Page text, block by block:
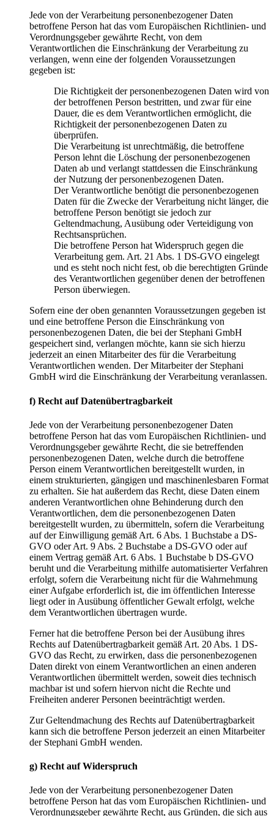
Jede von der Verarbeitung personenbezogener Daten
betroffene Person hat das vom Europäischen Richtlinien- und
Verordnungsgeber gewährte Recht, von dem
Verantwortlichen die Einschränkung der Verarbeitung zu
verlangen, wenn eine der folgenden Voraussetzungen
gegeben ist:
Die Richtigkeit der personenbezogenen Daten wird von
der betroffenen Person bestritten, und zwar für eine
Dauer, die es dem Verantwortlichen ermöglicht, die
Richtigkeit der personenbezogenen Daten zu
überprüfen.
Die Verarbeitung ist unrechtmäßig, die betroffene
Person lehnt die Löschung der personenbezogenen
Daten ab und verlangt stattdessen die Einschränkung
der Nutzung der personenbezogenen Daten.
Der Verantwortliche benötigt die personenbezogenen
Daten für die Zwecke der Verarbeitung nicht länger, die
betroffene Person benötigt sie jedoch zur
Geltendmachung, Ausübung oder Verteidigung von
Rechtsansprüchen.
Die betroffene Person hat Widerspruch gegen die
Verarbeitung gem. Art. 21 Abs. 1 DS-GVO eingelegt
und es steht noch nicht fest, ob die berechtigten Gründe
des Verantwortlichen gegenüber denen der betroffenen
Person überwiegen.
Sofern eine der oben genannten Voraussetzungen gegeben ist
und eine betroffene Person die Einschränkung von
personenbezogenen Daten, die bei der Stephani GmbH
gespeichert sind, verlangen möchte, kann sie sich hierzu
jederzeit an einen Mitarbeiter des für die Verarbeitung
Verantwortlichen wenden. Der Mitarbeiter der Stephani
GmbH wird die Einschränkung der Verarbeitung veranlassen.
f) Recht auf Datenübertragbarkeit
Jede von der Verarbeitung personenbezogener Daten
betroffene Person hat das vom Europäischen Richtlinien- und
Verordnungsgeber gewährte Recht, die sie betreffenden
personenbezogenen Daten, welche durch die betroffene
Person einem Verantwortlichen bereitgestellt wurden, in
einem strukturierten, gängigen und maschinenlesbaren Format
zu erhalten. Sie hat außerdem das Recht, diese Daten einem
anderen Verantwortlichen ohne Behinderung durch den
Verantwortlichen, dem die personenbezogenen Daten
bereitgestellt wurden, zu übermitteln, sofern die Verarbeitung
auf der Einwilligung gemäß Art. 6 Abs. 1 Buchstabe a DS-
GVO oder Art. 9 Abs. 2 Buchstabe a DS-GVO oder auf
einem Vertrag gemäß Art. 6 Abs. 1 Buchstabe b DS-GVO
beruht und die Verarbeitung mithilfe automatisierter Verfahren
erfolgt, sofern die Verarbeitung nicht für die Wahrnehmung
einer Aufgabe erforderlich ist, die im öffentlichen Interesse
liegt oder in Ausübung öffentlicher Gewalt erfolgt, welche
dem Verantwortlichen übertragen wurde.
Ferner hat die betroffene Person bei der Ausübung ihres
Rechts auf Datenübertragbarkeit gemäß Art. 20 Abs. 1 DS-
GVO das Recht, zu erwirken, dass die personenbezogenen
Daten direkt von einem Verantwortlichen an einen anderen
Verantwortlichen übermittelt werden, soweit dies technisch
machbar ist und sofern hiervon nicht die Rechte und
Freiheiten anderer Personen beeinträchtigt werden.
Zur Geltendmachung des Rechts auf Datenübertragbarkeit
kann sich die betroffene Person jederzeit an einen Mitarbeiter
der Stephani GmbH wenden.
g) Recht auf Widerspruch
Jede von der Verarbeitung personenbezogener Daten
betroffene Person hat das vom Europäischen Richtlinien- und
Verordnungsgeber gewährte Recht, aus Gründen, die sich aus